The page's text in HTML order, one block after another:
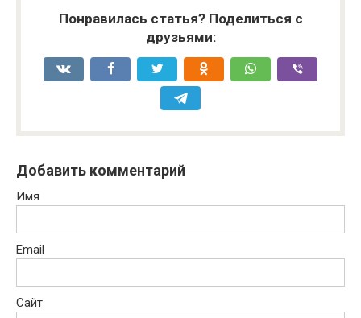
Понравилась статья? Поделиться с
друзьями:
Добавить комментарий
Имя
Email
Сайт